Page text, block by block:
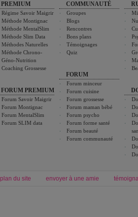
PREMIUM
Régime Savoir Maigrir
Méthode Montignac
Méthode MentalSlim
Méthode Slim Data
Méthodes Naturelles
Méthode Chrono-
Géno-Nutrition
Coaching Grossesse
FORUM PREMIUM
Forum Savoir Maigrir
Forum Montignac
Forum MentalSlim
Forum SLIM data
COMMUNAUTÉ
Groupes
Blogs
Rencontres
Bons plans
Témoignages
Quiz
FORUM
Forum minceur
Forum cuisine
Forum grossesse
Forum maman bébé
Forum psycho
Forum forme santé
Forum beauté
Forum communauté
plan du site envoyer à une amie